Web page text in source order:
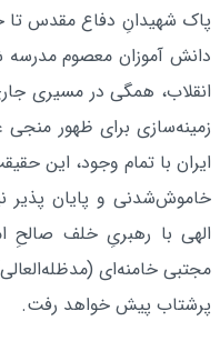
پاک شهیدانِ دفاع مقدس تا
دانش آموزان معصوم مدرسه
انقلاب، همگی در مسیری
زمینه‌سازی برای ظهور
ایران با تمام وجود، این
خاموش‌شدنی و پایان پذیر
الهی با رهبریِ خلف صالحِ
مجتبی خامنه‌ای
پرشتاب پیش خواهد رفت.